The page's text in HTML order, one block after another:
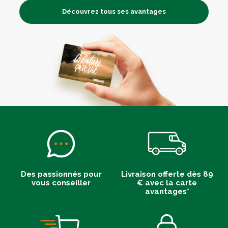
Découvrez tous ses avantages
Des passionnés pour
vous conseiller
Livraison offerte dès 89
€ avec la carte
avantages*